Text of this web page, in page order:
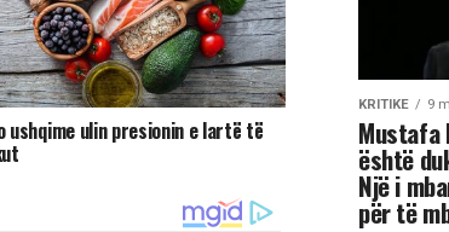
ushqime ulin presionin e lartë të
KRITIKE 9
Mustafa
është
Një i
për të